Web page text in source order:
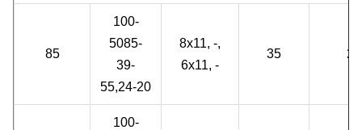
85
100-
5085-
39-
55,24-20
8x11, -,
6x11, -
35 2
100-